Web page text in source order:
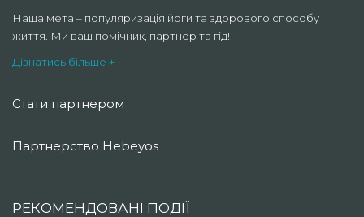
Наша мета – популяризація йоги та здорового способу
життя. Ми ваш помічник, партнер та гід!
Дізнатись більше +
Стати партнером
Партнерство Hebeyos
РЕКОМЕНДОВАНІ ПОДІЇ